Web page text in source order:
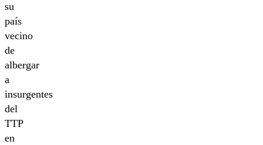
su
país
vecino
de
albergar
a
insurgentes
del
TTP
en